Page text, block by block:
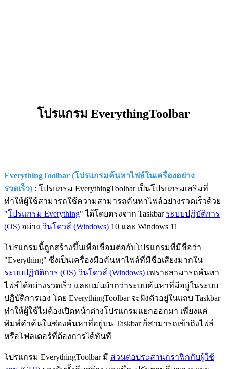
โปรแกรม EverythingToolbar
EverythingToolbar (โปรแกรมค้นหาไฟล์ในเครื่องอย่าง
รวดเร็ว) : โปรแกรม EverythingToolbar เป็นโปรแกรมเสริมที่
ทำให้ผู้ใช้สามารถใช้ความสามารถค้นหาไฟล์อย่างรวดเร็วด้วย
"โปรแกรม Everything" ได้โดยตรงจาก Taskbar ระบบปฏิบัติการ
(OS) อย่าง วินโดวส์ (Windows) 10 และ Windows 11
โปรแกรมนี้ถูกสร้างขึ้นเพื่อเชื่อมต่อกับโปรแกรมที่มีชื่อว่า
"Everything" ซึ่งเป็นเครื่องมือค้นหาไฟล์ที่มีชื่อเสียงมากใน
ระบบปฏิบัติการ (OS) วินโดวส์ (Windows) เพราะสามารถค้นหา
ไฟล์ได้อย่างรวดเร็ว และแม่นยำกว่าระบบค้นหาที่มีอยู่ในระบบ
ปฏิบัติการเอง โดย EverythingToolbar จะฝังตัวอยู่ในแถบ Taskbar
ทำให้ผู้ใช้ไม่ต้องเปิดหน้าต่างโปรแกรมแยกออกมา เพียงแค่
พิมพ์คำค้นในช่องค้นหาที่อยู่บน Taskbar ก็สามารถเข้าถึงไฟล์
หรือโฟลเดอร์ที่ต้องการได้ทันที
โปรแกรม EverythingToolbar มี ส่วนต่อประสานกราฟิกกับผู้ใช้